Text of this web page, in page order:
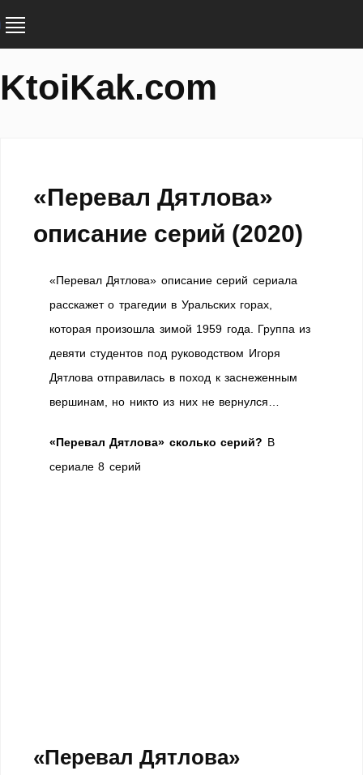
KtoiKak.com
«Перевал Дятлова»
описание серий (2020)
«Перевал Дятлова» описание серий сериала
расскажет о трагедии в Уральских горах,
которая произошла зимой 1959 года. Группа из
девяти студентов под руководством Игоря
Дятлова отправилась в поход к заснеженным
вершинам, но никто из них не вернулся…
«Перевал Дятлова» сколько серий? В
сериале 8 серий
«Перевал Дятлова»